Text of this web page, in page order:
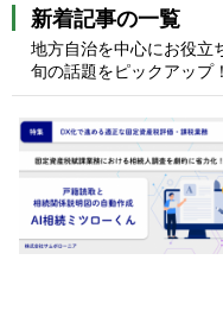
新着記事の一覧
地方自治を中心にお役立
旬の話題をピックアップ！